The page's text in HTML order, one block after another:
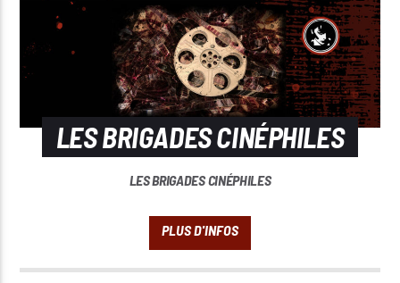
LES BRIGADES CINÉPHILES
LES BRIGADES CINÉPHILES